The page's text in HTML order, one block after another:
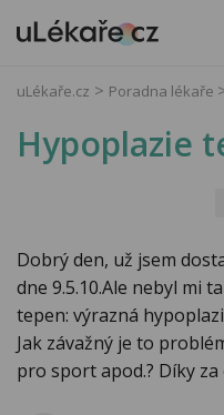
uLékaře.cz Poradna lékaře
Hypoplazie
Dobrý den, už jsem
dne 9.5.10.Ale nebyl mi
tepen: výrazná
Jak závažný je to
pro sport apod.? Díky za